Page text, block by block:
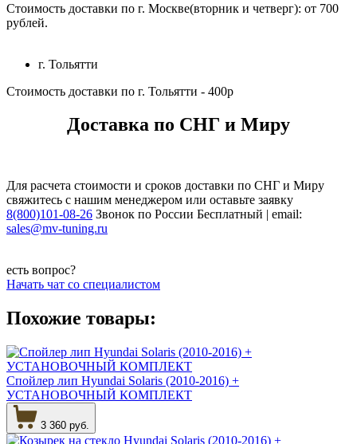
Стоимость доставки по г. Москве(вторник и четверг): от 700
рублей.
г. Тольятти
Стоимость доставки по г. Тольятти - 400р
Доставка по СНГ и Миру
Для расчета стоимости и сроков доставки по СНГ и Миру
свяжитесь с нашим менеджером или оставьте заявку
8(800)101-08-26 Звонок по России Бесплатный | email:
sales@mv-tuning.ru
есть вопрос?
Начать чат со специалистом
Похожие товары:
Спойлер лип Hyundai Solaris (2010-2016) +
УСТАНОВОЧНЫЙ КОМПЛЕКТ
3 360 руб.